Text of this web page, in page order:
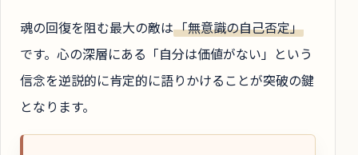
魂の回復を阻む最大の敵は「無意識の自己否定」
です。心の深層にある「自分は価値がない」という
信念を逆説的に肯定的に語りかけることが突破の鍵
となります。